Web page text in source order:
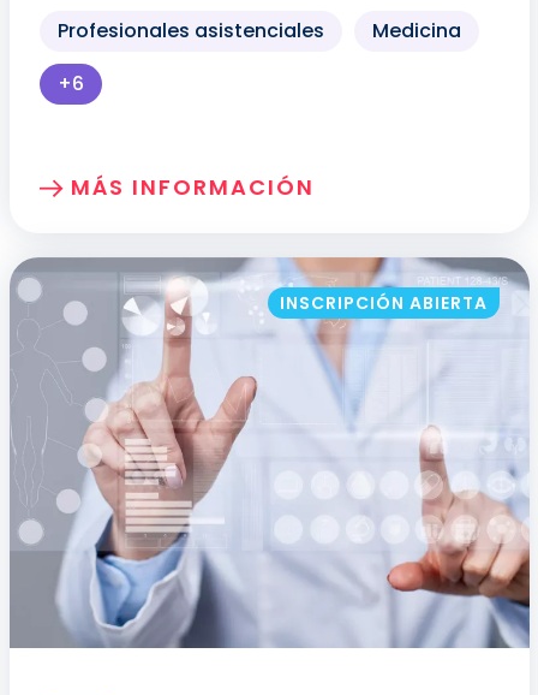
Profesionales asistenciales
Medicina
+6
Más perfiles profesionales disponibles para
MÁS INFORMACIÓN
SOBRE: FORMACIÓN BÁSICA EN
INSCRIPCIÓN ABIERTA